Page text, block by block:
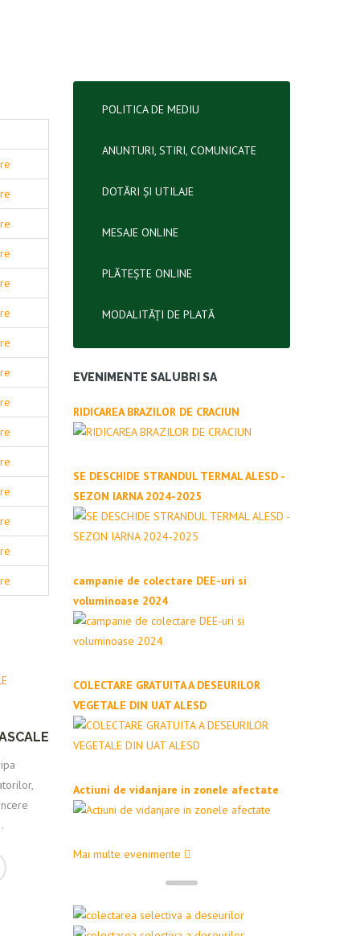
POLITICA DE MEDIU
ANUNTURI, STIRI, COMUNICATE
DOTĂRI ȘI UTILAJE
MESAJE ONLINE
PLĂTEȘTE ONLINE
MODALITĂȚI DE PLATĂ
EVENIMENTE SALUBRI SA
RIDICAREA BRAZILOR DE CRACIUN
SE DESCHIDE STRANDUL TERMAL ALESD -
SEZON IARNA 2024-2025
campanie de colectare DEE-uri si
voluminoase 2024
COLECTARE GRATUITA A DESEURILOR
VEGETALE DIN UAT ALESD
Actiuni de vidanjare in zonele afectate
Mai multe evenimente